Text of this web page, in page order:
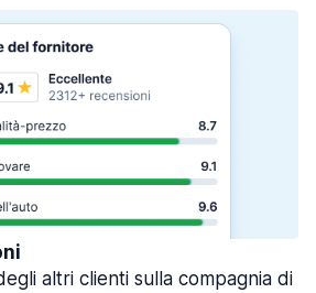
altri clienti sulla compagnia di